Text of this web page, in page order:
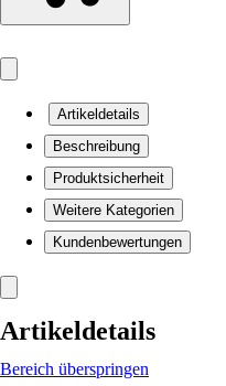
Artikeldetails
Beschreibung
Produktsicherheit
Weitere Kategorien
Kundenbewertungen
Artikeldetails
Bereich überspringen